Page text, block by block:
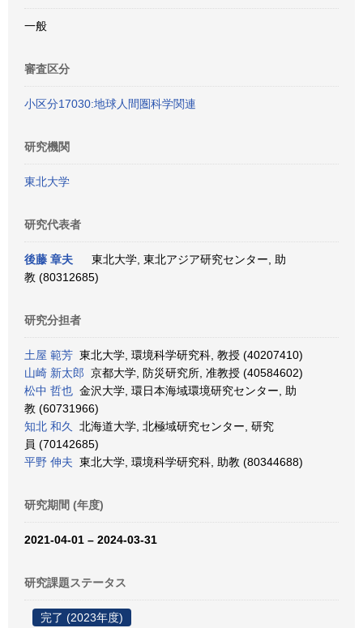
一般
審査区分
小区分17030:地球人間圏科学関連
研究機関
東北大学
研究代表者
後藤 章夫
東北大学, 東北アジア研究センター, 助
教 (80312685)
研究分担者
土屋 範芳 東北大学, 環境科学研究科, 教授 (40207410)
山崎 新太郎 京都大学, 防災研究所, 准教授 (40584602)
松中 哲也 金沢大学, 環日本海域環境研究センター, 助
教 (60731966)
知北 和久
北海道大学, 北極域研究センター, 研究
員 (70142685)
平野 伸夫 東北大学, 環境科学研究科, 助教 (80344688)
研究期間 (年度)
2021-04-01 – 2024-03-31
研究課題ステータス
完了 (2023年度)